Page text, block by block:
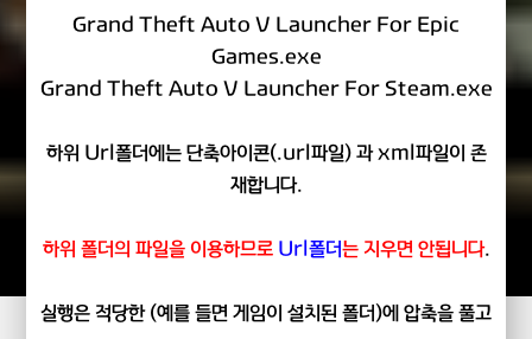
Grand Theft Auto V Launcher For Epic
Games.exe
Grand Theft Auto V Launcher For Steam.exe
하위 Url폴더에는 단축아이콘(.url파일) 과 xml파일이 존
재합니다.
하위 폴더의 파일을 이용하므로 Url폴더는 지우면 안됩니다.
실행은 적당한 (예를 들면 게임이 설치된 폴더)에 압축을 풀고